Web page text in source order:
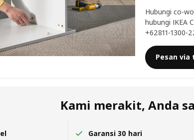
Hubungi co-
hubungi IKEA
+62811-1300-
Pesan via
Kami merakit, Anda
Garansi 30 hari